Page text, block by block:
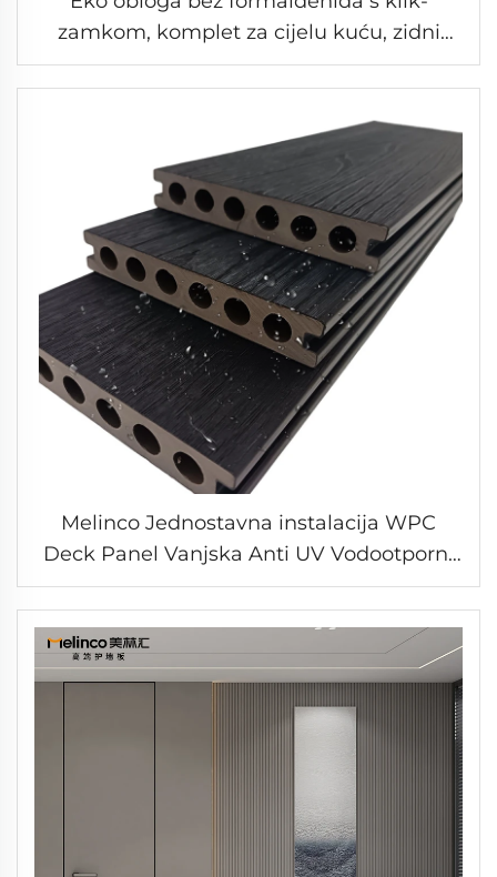
zamkom, komplet za cijelu kuću, zidni
sustav s teksturiranom površinom, rješenje
za dekorativne ploče u spavaćoj sobi
Melinco Jednostavna instalacija WPC
Deck Panel Vanjska Anti UV Vodootporni
Zajednički pločevi Podloga za baštu